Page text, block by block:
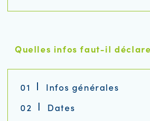
Quelles infos faut-il
01
Infos générales
02
Dates